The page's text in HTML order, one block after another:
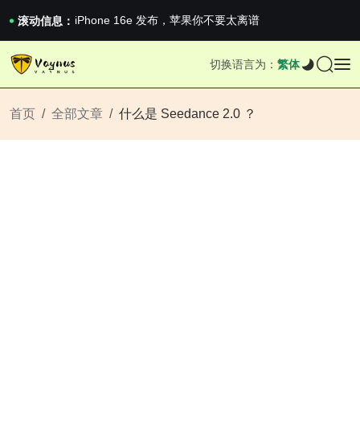
滚动信息： iPhone 16e 发布，苹果你不要太离谱
2026澳网男单收官：全满贯对上全满亚，德约...
《巅峰守卫 Highguard》正式上线，官...
切换语言为： 繁体
首页 全部文章 什么是 Seedance 2.0 ？